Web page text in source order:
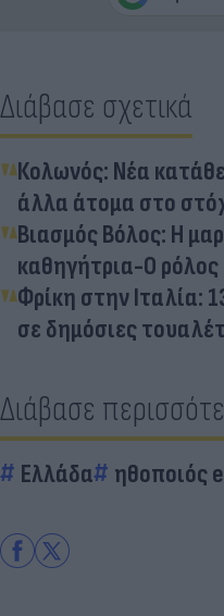
Διάβασε σχετικά
Κολωνός: Νέα
άλλα άτομα στο
Βιασμός Βόλος: Η
καθηγήτρια-Ο
Φρίκη στην Ιταλία:
σε δημόσιες
Διάβασε
Ελλάδα ηθοποιός